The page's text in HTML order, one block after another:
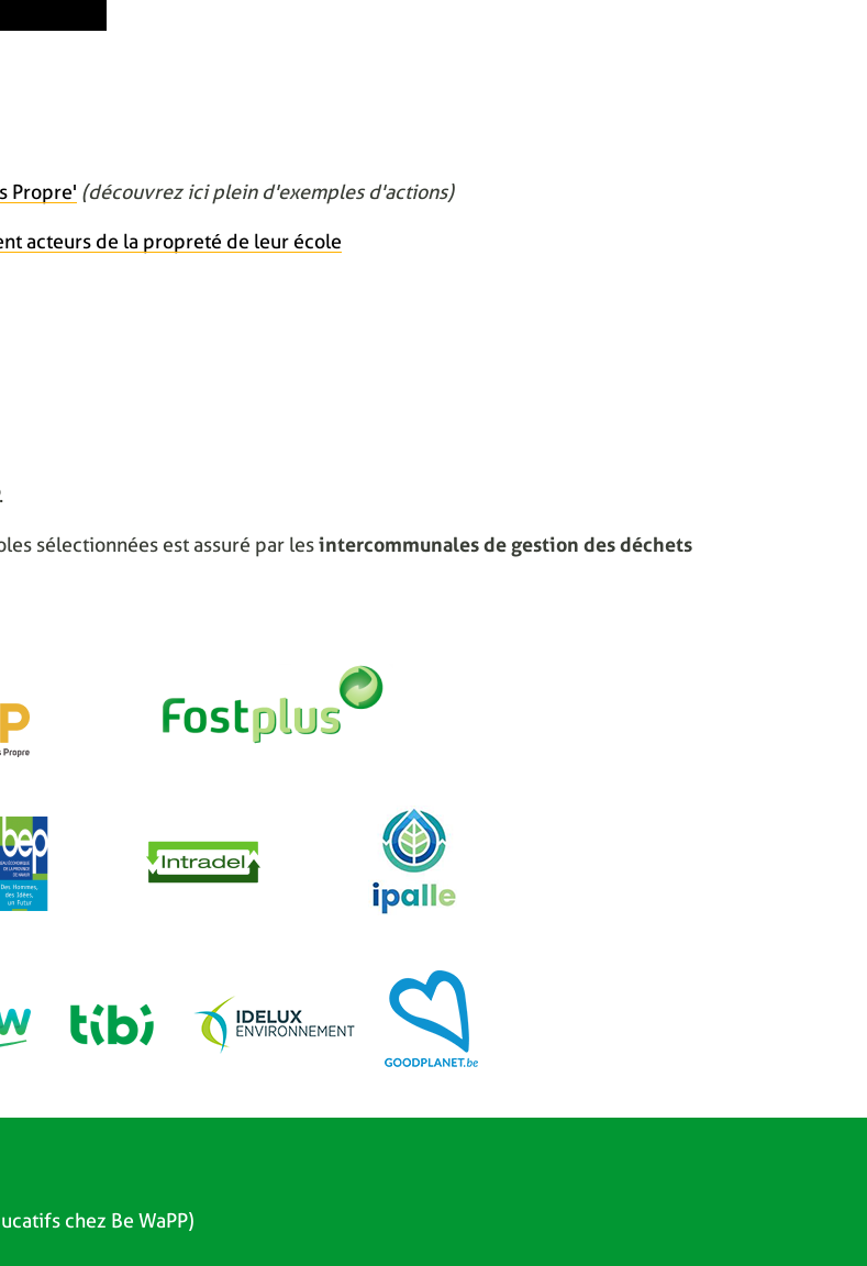
Propre' (découvrez ici plein d'exemples d'actions)
acteurs de la propreté de leur école
sélectionnées est assuré par lesintercommunales de gestion des déchets
chez Be WaPP)